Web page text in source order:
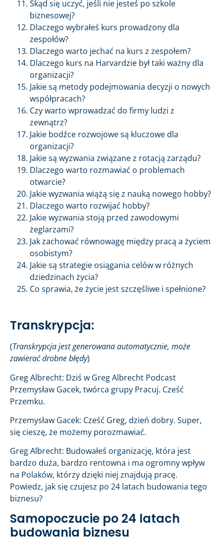
Skąd się uczyć, jeśli nie jesteś po szkole
biznesowej?
Dlaczego wybrałeś kurs prowadzony dla
zespołów?
Dlaczego warto jechać na kurs z zespołem?
Dlaczego kurs na Harvardzie był taki ważny dla
organizacji?
Jakie są metody podejmowania decyzji o nowych
współpracach?
Czy warto wprowadzać do firmy ludzi z
zewnątrz?
Jakie bodźce rozwojowe są kluczowe dla
organizacji?
Jakie są wyzwania związane z rotacją zarządu?
Dlaczego warto rozmawiać o problemach
otwarcie?
Jakie wyzwania wiążą się z nauką nowego hobby?
Dlaczego warto rozwijać hobby?
Jakie wyzwania stoją przed zawodowymi
żeglarzami?
Jak zachować równowagę między pracą a życiem
osobistym?
Jakie są strategie osiągania celów w różnych
dziedzinach życia?
Co sprawia, że życie jest szczęśliwe i spełnione?
Transkrypcja:
(Transkrypcja jest generowana automatycznie, może
zawierać drobne błędy)
Greg Albrecht: Dziś w Greg Albrecht Podcast
Przemysław Gacek, twórca grupy Pracuj. Cześć
Przemku.
Przemysław Gacek: Cześć Greg, dzień dobry. Super,
się cieszę, że możemy porozmawiać.
Greg Albrecht: Budowałeś organizację, która jest
bardzo duża, bardzo rentowna i ma ogromny wpływ
na Polaków, którzy dzięki niej znajdują pracę.
Powiedz, jak się czujesz po 24 latach budowania tego
biznesu?
Samopoczucie po 24 latach
budowania biznesu